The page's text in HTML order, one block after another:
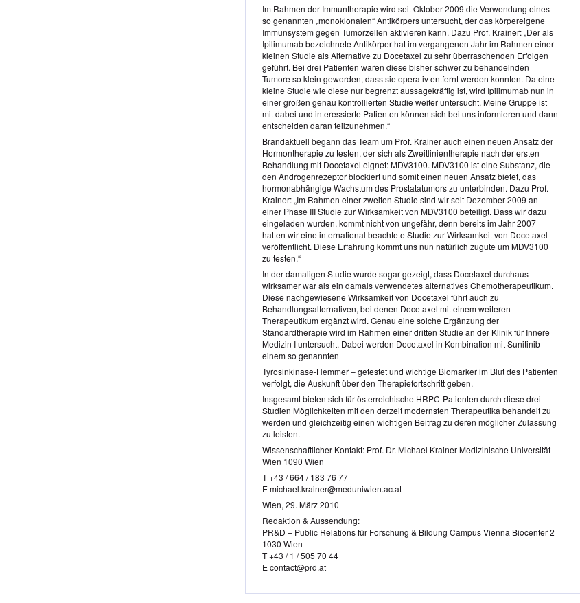
Im Rahmen der Immuntherapie wird seit Oktober 2009 die Verwendung eines
so genannten „monoklonalen“ Antikörpers untersucht, der das körpereigene
Immunsystem gegen Tumorzellen aktivieren kann. Dazu Prof. Krainer: „Der als
Ipilimumab bezeichnete Antikörper hat im vergangenen Jahr im Rahmen einer
kleinen Studie als Alternative zu Docetaxel zu sehr überraschenden Erfolgen
geführt. Bei drei Patienten waren diese bisher schwer zu behandelnden
Tumore so klein geworden, dass sie operativ entfernt werden konnten. Da eine
kleine Studie wie diese nur begrenzt aussagekräftig ist, wird Ipilimumab nun in
einer großen genau kontrollierten Studie weiter untersucht. Meine Gruppe ist
mit dabei und interessierte Patienten können sich bei uns informieren und dann
entscheiden daran teilzunehmen.“
Brandaktuell begann das Team um Prof. Krainer auch einen neuen Ansatz der
Hormontherapie zu testen, der sich als Zweitlinientherapie nach der ersten
Behandlung mit Docetaxel eignet: MDV3100. MDV3100 ist eine Substanz, die
den Androgenrezeptor blockiert und somit einen neuen Ansatz bietet, das
hormonabhängige Wachstum des Prostatatumors zu unterbinden. Dazu Prof.
Krainer: „Im Rahmen einer zweiten Studie sind wir seit Dezember 2009 an
einer Phase III Studie zur Wirksamkeit von MDV3100 beteiligt. Dass wir dazu
eingeladen wurden, kommt nicht von ungefähr, denn bereits im Jahr 2007
hatten wir eine international beachtete Studie zur Wirksamkeit von Docetaxel
veröffentlicht. Diese Erfahrung kommt uns nun natürlich zugute um MDV3100
zu testen.“
In der damaligen Studie wurde sogar gezeigt, dass Docetaxel durchaus
wirksamer war als ein damals verwendetes alternatives Chemotherapeutikum.
Diese nachgewiesene Wirksamkeit von Docetaxel führt auch zu
Behandlungsalternativen, bei denen Docetaxel mit einem weiteren
Therapeutikum ergänzt wird. Genau eine solche Ergänzung der
Standardtherapie wird im Rahmen einer dritten Studie an der Klinik für Innere
Medizin I untersucht. Dabei werden Docetaxel in Kombination mit Sunitinib –
einem so genannten
Tyrosinkinase-Hemmer – getestet und wichtige Biomarker im Blut des Patienten
verfolgt, die Auskunft über den Therapiefortschritt geben.
Insgesamt bieten sich für österreichische HRPC-Patienten durch diese drei
Studien Möglichkeiten mit den derzeit modernsten Therapeutika behandelt zu
werden und gleichzeitig einen wichtigen Beitrag zu deren möglicher Zulassung
zu leisten.
Wissenschaftlicher Kontakt: Prof. Dr. Michael Krainer Medizinische Universität
Wien 1090 Wien
T +43 / 664 / 183 76 77
E michael.krainer@meduniwien.ac.at
Wien, 29. März 2010
Redaktion & Aussendung:
PR&D – Public Relations für Forschung & Bildung Campus Vienna Biocenter 2
1030 Wien
T +43 / 1 / 505 70 44
E contact@prd.at